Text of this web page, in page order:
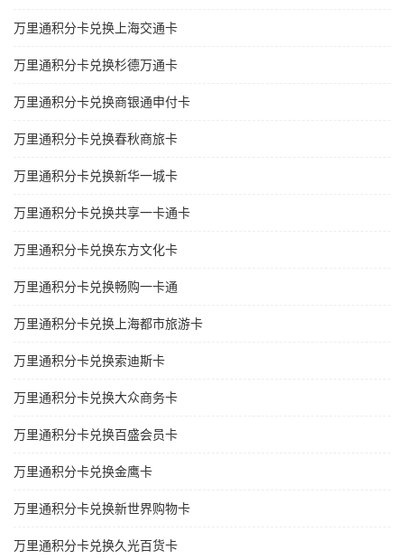
万里通积分卡兑换上海交通卡
万里通积分卡兑换杉德万通卡
万里通积分卡兑换商银通申付卡
万里通积分卡兑换春秋商旅卡
万里通积分卡兑换新华一城卡
万里通积分卡兑换共享一卡通卡
万里通积分卡兑换东方文化卡
万里通积分卡兑换畅购一卡通
万里通积分卡兑换上海都市旅游卡
万里通积分卡兑换索迪斯卡
万里通积分卡兑换大众商务卡
万里通积分卡兑换百盛会员卡
万里通积分卡兑换金鹰卡
万里通积分卡兑换新世界购物卡
万里通积分卡兑换久光百货卡